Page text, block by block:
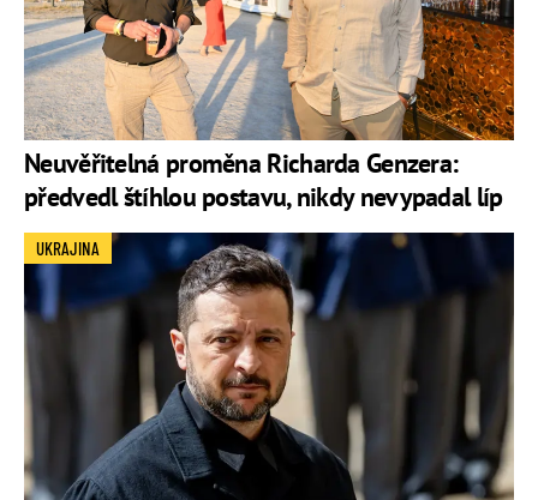
Neuvěřitelná proměna Richarda Genzera:
předvedl štíhlou postavu, nikdy nevypadal líp
UKRAJINA